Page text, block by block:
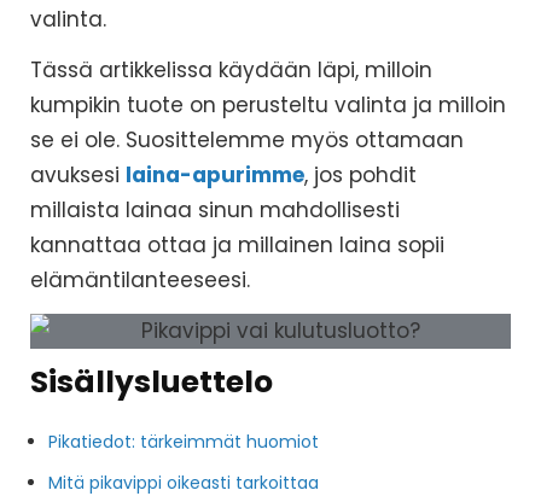
valinta.
Tässä artikkelissa käydään läpi, milloin
kumpikin tuote on perusteltu valinta ja milloin
se ei ole. Suosittelemme myös ottamaan
avuksesi laina-apurimme, jos pohdit
millaista lainaa sinun mahdollisesti
kannattaa ottaa ja millainen laina sopii
elämäntilanteeseesi.
Sisällysluettelo
Pikatiedot: tärkeimmät huomiot
Mitä pikavippi oikeasti tarkoittaa